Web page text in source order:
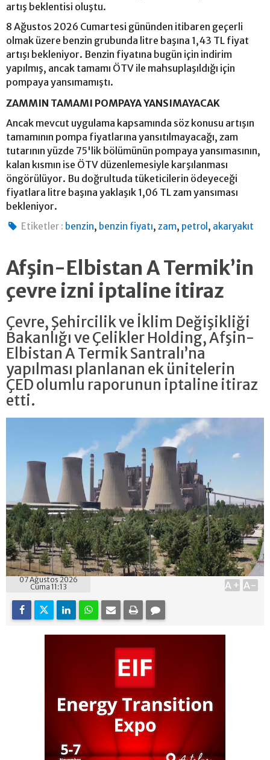
artış beklentisi oluştu.
8 Ağustos 2026 Cumartesi gününden itibaren geçerli
olmak üzere benzin grubunda litre başına 1,43 TL fiyat
artışı bekleniyor. Benzin fiyatına bugün için indirim
yapılmış, ancak tamamı ÖTV ile mahsuplaşıldığı için
pompaya yansımamıştı.
ZAMMIN TAMAMI POMPAYA YANSIMAYACAK
Ancak mevcut uygulama kapsamında söz konusu artışın
tamamının pompa fiyatlarına yansıtılmayacağı, zam
tutarının yüzde 75'lik bölümünün pompaya yansımasının,
kalan kısmın ise ÖTV düzenlemesiyle karşılanması
öngörülüyor. Bu doğrultuda tüketicilerin ödeyeceği
fiyatlara litre başına yaklaşık 1,06 TL zam yansıması
bekleniyor.
Etiketler : benzin, benzin fiyatı,zam, petrol , akaryakıt
Afşin-Elbistan A Termik’in
çevre izni iptaline itiraz
Çevre, Şehircilik ve İklim Değişikliği
Bakanlığı ve Çelikler Holding, Afşin-
Elbistan A Termik Santralı’na
yapılması planlanan ek ünitelerin
ÇED olumlu raporunun iptaline itiraz
etti.
07 Ağustos 2026
Cuma 11:13
A+ A-